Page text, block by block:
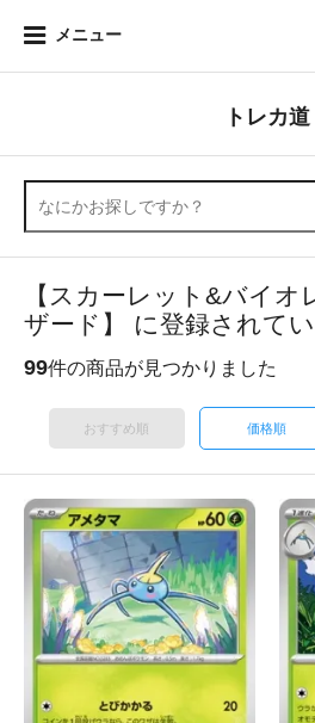
メニュー
トレカ道
【スカーレット&バイオ
ザード】 に登録されて
99件の商品が見つかりました
おすすめ順 価格順